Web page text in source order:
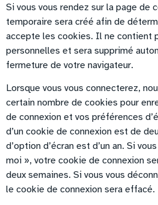
Si vous vous rendez sur la page de
temporaire sera créé afin de
accepte les cookies. Il ne contient
personnelles et sera supprimé
fermeture de votre navigateur.
Lorsque vous vous connecterez,
certain nombre de cookies pour
de connexion et vos préférences
d’un cookie de connexion est de
d’option d’écran est d’un an. Si
moi », votre cookie de connexion
deux semaines. Si vous vous
le cookie de connexion sera effacé.